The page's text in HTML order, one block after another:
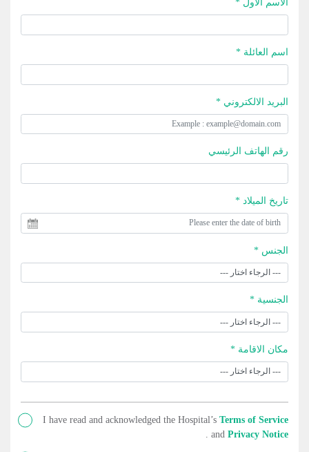
الاسم الاول *
اسم العائلة *
البريد الالكتروني *
رقم الهاتف الرئيسي
تاريخ الميلاد *
الجنس *
الجنسية *
مكان الاقامة *
I have read and acknowledged the Hospital’s Terms of Service
and Privacy Notice